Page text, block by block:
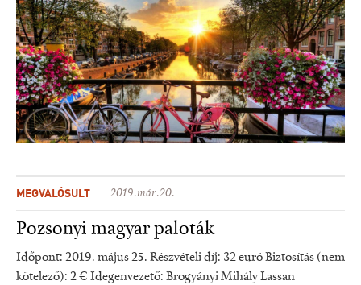
MEGVALÓSULT 2019.már.20.
Pozsonyi magyar paloták
Időpont: 2019. május 25. Részvételi díj: 32 euró Biztosítás (nem
kötelező): 2 € Idegenvezető: Brogyányi Mihály Lassan